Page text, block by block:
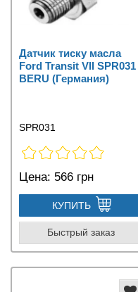
Датчик тиску масла
Ford Transit VII SPR031
BERU (Германия)
SPR031
Цена: 566 грн
КУПИТЬ
Быстрый заказ